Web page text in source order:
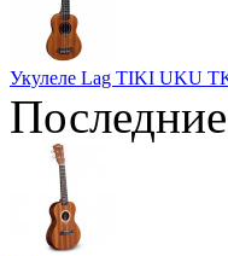
Укулеле Lag TIKI UKU